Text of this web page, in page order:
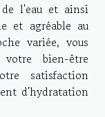
l'eau et ainsi
et agréable au
variée, vous
bien-être
satisfaction
d'hydratation